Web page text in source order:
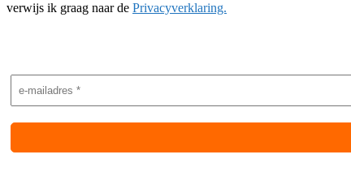
verwijs ik graag naar de Privacyverklaring.